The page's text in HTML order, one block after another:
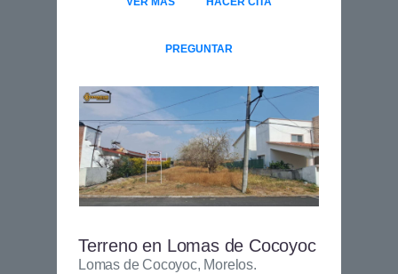
PREGUNTAR
Terreno en Lomas de Cocoyoc
Lomas de Cocoyoc, Morelos.